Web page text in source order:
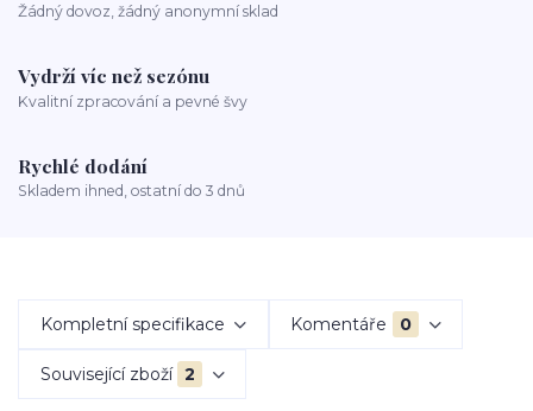
Žádný dovoz, žádný anonymní sklad
Vydrží víc než sezónu
Kvalitní zpracování a pevné švy
Rychlé dodání
Skladem ihned, ostatní do 3 dnů
Kompletní specifikace Komentáře 0
Související zboží 2